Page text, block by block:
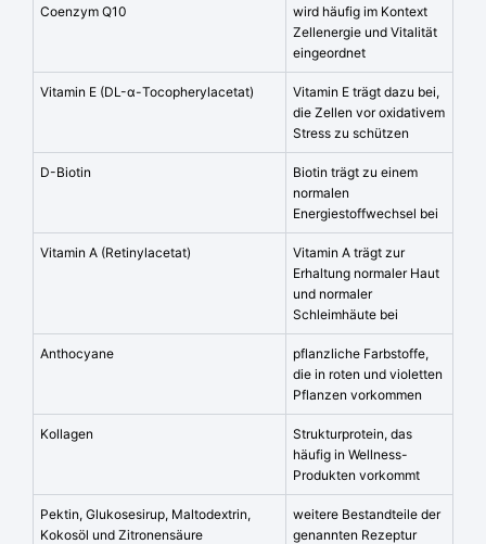
Coenzym Q10
wird häufig im Kontext
Zellenergie und Vitalität
eingeordnet
Vitamin E (DL-α-Tocopherylacetat)
Vitamin E trägt dazu bei,
die Zellen vor oxidativem
Stress zu schützen
D-Biotin
Biotin trägt zu einem
normalen
Energiestoffwechsel bei
Vitamin A (Retinylacetat)
Vitamin A trägt zur
Erhaltung normaler Haut
und normaler
Schleimhäute bei
Anthocyane
pflanzliche Farbstoffe,
die in roten und violetten
Pflanzen vorkommen
Kollagen
Strukturprotein, das
häufig in Wellness-
Produkten vorkommt
Pektin, Glukosesirup, Maltodextrin,
Kokosöl und Zitronensäure
weitere Bestandteile der
genannten Rezeptur